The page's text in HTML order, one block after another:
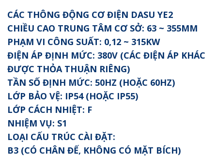
CÁC THÔNG ĐỘNG CƠ ĐIỆN DASU YE2
CHIỀU CAO TRUNG TÂM CƠ SỞ: 63 ~ 355MM
PHẠM VI CÔNG SUẤT: 0,12 ~ 315KW
ĐIỆN ÁP ĐỊNH MỨC: 380V (CÁC ĐIỆN ÁP KHÁC
ĐƯỢC THỎA THUẬN RIÊNG)
TẦN SỐ ĐỊNH MỨC: 50HZ (HOẶC 60HZ)
LỚP BẢO VỆ: IP54 (HOẶC IP55)
LỚP CÁCH NHIỆT: F
NHIỆM VỤ: S1
LOẠI CẤU TRÚC CÀI ĐẶT:
B3 (CÓ CHÂN ĐẾ, KHÔNG CÓ MẶT BÍCH)